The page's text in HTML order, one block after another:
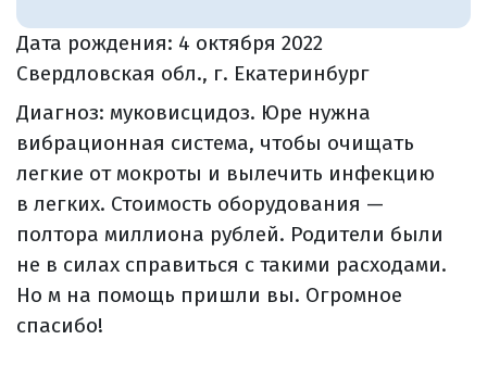
Дата рождения: 4 октября 2022
Свердловская обл., г. Екатеринбург
Диагноз: муковисцидоз. Юре нужна
вибрационная система, чтобы очищать
легкие от мокроты и вылечить инфекцию
в легких. Стоимость оборудования —
полтора миллиона рублей. Родители были
не в силах справиться с такими расходами.
Но м на помощь пришли вы. Огромное
спасибо!